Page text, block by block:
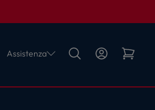
Assistenza